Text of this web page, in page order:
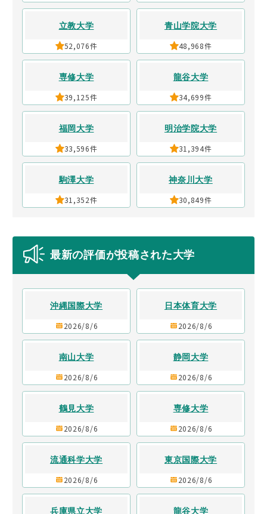
立教大学
52,076件
青山学院大学
48,968件
専修大学
39,125件
龍谷大学
34,699件
福岡大学
33,596件
明治学院大学
31,394件
駒澤大学
31,352件
神奈川大学
30,849件
最新の評価が投稿された大学
沖縄国際大学
2026/8/6
日本体育大学
2026/8/6
南山大学
2026/8/6
静岡大学
2026/8/6
鶴見大学
2026/8/6
専修大学
2026/8/6
流通科学大学
2026/8/6
東京国際大学
2026/8/6
兵庫県立大学 龍谷大学